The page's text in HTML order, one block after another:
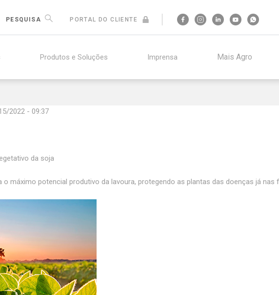
PESQUISA PORTAL DO CLIENTE
Produtos e Soluções Imprensa Mais Agro
2022 - 09:37
da soja
máximo potencial produtivo da lavoura, protegendo as plantas das doenças já nas